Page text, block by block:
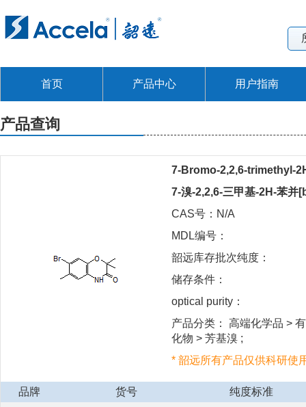
首页 产品中心 用户指南
产品查询
7-Bromo-2,2,6-trimethyl-
7-溴-2,2,6-三甲基-2H-苯并
CAS号：N/A
MDL编号：
韶远库存批次纯度：
储存条件：
optical purity：
产品分类： 高端化学品 >
化物 > 芳基溴 ;
* 韶远所有产品仅供科研使
品牌 货号 纯度标准